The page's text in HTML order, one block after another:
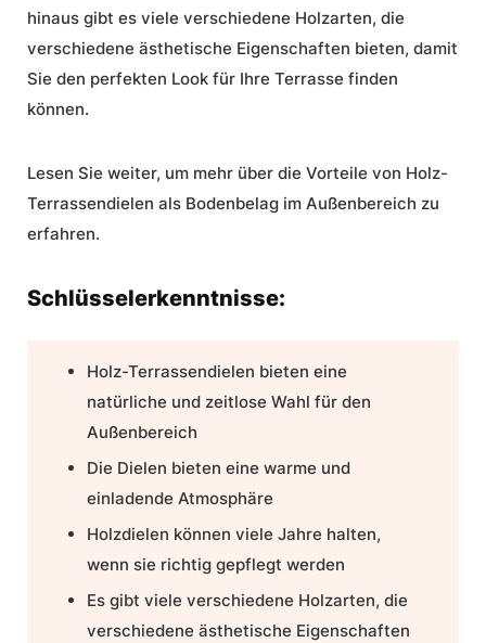
hinaus gibt es viele verschiedene Holzarten, die
verschiedene ästhetische Eigenschaften bieten, damit
Sie den perfekten Look für Ihre Terrasse finden
können.
Lesen Sie weiter, um mehr über die Vorteile von Holz-
Terrassendielen als Bodenbelag im Außenbereich zu
erfahren.
Schlüsselerkenntnisse:
Holz-Terrassendielen bieten eine
natürliche und zeitlose Wahl für den
Außenbereich
Die Dielen bieten eine warme und
einladende Atmosphäre
Holzdielen können viele Jahre halten,
wenn sie richtig gepflegt werden
Es gibt viele verschiedene Holzarten, die
verschiedene ästhetische Eigenschaften